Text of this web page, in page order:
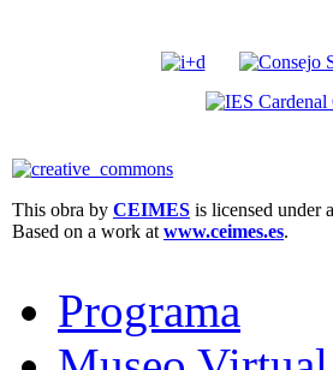
This obra by CEIMES is licensed under a
Based on a work at www.ceimes.es.
Programa